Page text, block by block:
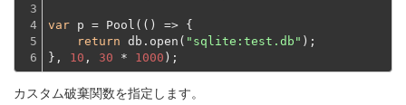
3
4
5
6
var p = Pool( () => {
return db.open( "sqlite:test.db" );
}, 10 , 30 * 1000
カスタム破棄関数を指定します。